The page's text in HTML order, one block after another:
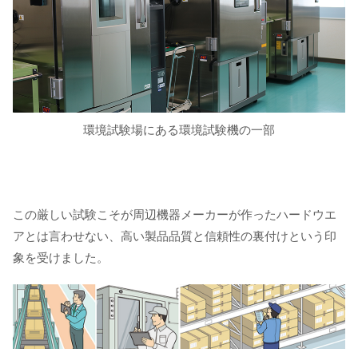
環境試験場にある環境試験機の一部
この厳しい試験こそが周辺機器メーカーが作ったハードウエ
アとは言わせない、高い製品品質と信頼性の裏付けという印
象を受けました。